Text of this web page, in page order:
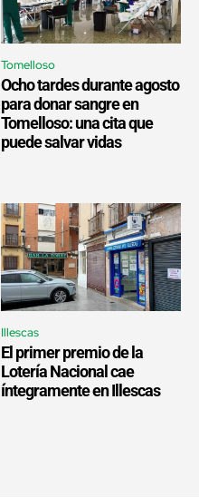
Tomelloso
Ocho tardes durante agosto
para donar sangre en
Tomelloso: una cita que
puede salvar vidas
Illescas
El primer premio de la
Lotería Nacional cae
íntegramente en Illescas